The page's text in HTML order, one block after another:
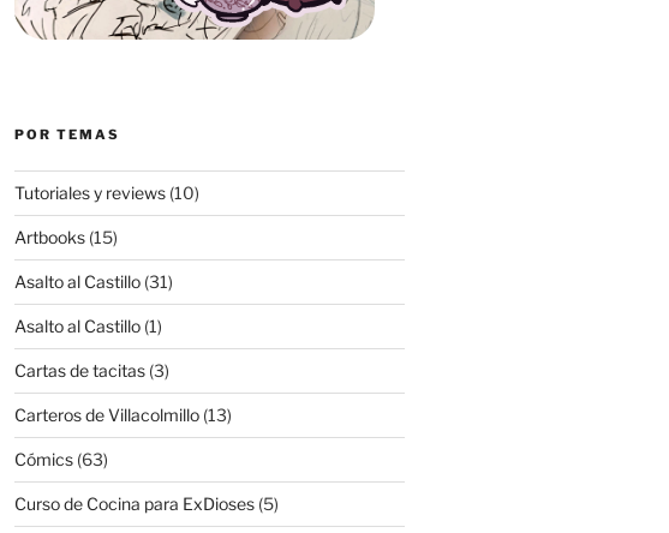
POR TEMAS
Tutoriales y reviews(10)
Artbooks(15)
Asalto al Castillo(31)
Asalto al Castillo(1)
Cartas de tacitas(3)
Carteros de Villacolmillo(13)
Cómics(63)
Curso de Cocina para ExDioses(5)